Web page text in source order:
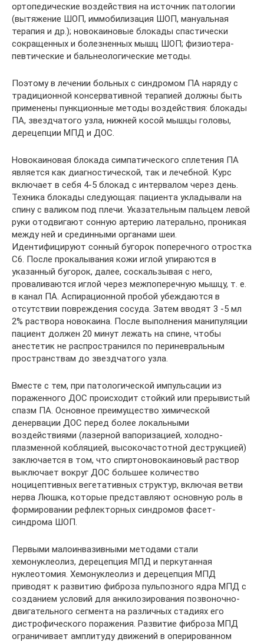
ортопедические воздействия на источник патологии
(вытяжение ШОП, иммобилизация ШОП, мануальная
терапия и др.); новокаиновые блокады спастически
сокращенных и болезненных мышц ШОП; физиотера­
певтические и бальнеологические методы.
Поэтому в лечении больных с синдромом ПА наряду с
традиционной консервативной терапией должны быть
применены пункционные методы воздействия: блокады
ПА, звездча­того узла, нижней косой мышцы головы,
дерецепции МПД и ДОС.
Новокаиновая блокада симпатического сплетения ПА
является как диагностической, так и лечебной. Курс
включает в себя 4-5 блокад с интервалом через день.
Техника блокады следующая: пациента укладывали на
спину с валиком под плечи. Указательным пальцем ле­вой
руки отодвигают сонную артерию латерально, проникая
между ней и срединными орга­нами шеи.
Идентифицируют сонный бугорок поперечного отростка
С6. После прокалывания кожи иглой упираются в
указанный бугорок, далее, соскальзывая с него,
проваливаются иг­лой через межпоперечную мышцу, т. е.
в канал ПА. Аспирационной пробой убеждаются в
отсутствии повреждения сосуда. Затем вводят 3 -5 мл
2% раствора новокаина. После выпол­нения манипуляции
пациент должен 20 минут лежать на спине, чтобы
анестетик не распро­странился по периневральным
пространствам до звездчатого узла.
Вместе с тем, при патологической импульсации из
пораженного ДОС происходит стойкий или прерывистый
спазм ПА. Основное преимущество химической
денервации ДОС перед более локальными
воздействиями (лазерной вапоризацией, холодно-
плазменной кобляцией, высокочастотной деструкцией)
заключается в том, что спиртоновокаиновый рас­твор
выключает вокруг ДОС большее количество
ноцицептивных вегетативных структур, включая ветви
нерва Люшка, которые представляют основную роль в
формировании реф­лекторных синдромов фасет-
синдрома ШОП.
Первыми малоинвазивными методами стали
хемонуклеолиз, дерецепция МПД и пер­кутанная
нуклеотомия. Хемонуклеолиз и дерецепция МПД
приводят к развитию фиб­роза пульпозного ядра МПД с
созданием условий для анкилозирования позвоночно­
двигательного сегмента на различных стадиях его
дистрофического поражения. Развитие фиброза МПД
ограничивает амплитуду движений в оперированном